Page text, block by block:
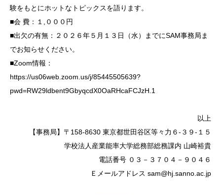
験をもとにホットなトピックスを語ります。
■会 費：１,０００円
■出欠の有無：２０２６年５月１３日（水）までにSAM事務局ま
でお知らせください。
■Zoom情報：
https://us06web.zoom.us/j/85445505639?
pwd=RW29ldbent9GbyqcdX0OaRHcaFCJzH.1
以上
【事務局】〒158-8630 東京都世田谷区等々力６-３９-１５
学校法人産業能率大学総務部総務課内 山崎裕貴
電話番号 ０３－３７０４－９０４６
Ｅメールアドレス sam@hj.sanno.ac.jp